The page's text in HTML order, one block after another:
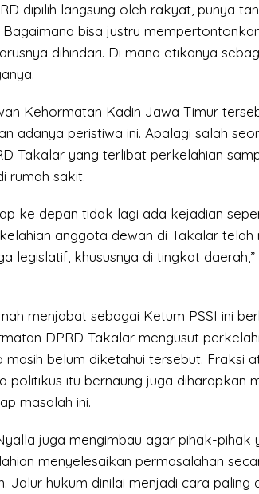
dipilih langsung oleh rakyat, punya
bisa justru
dihindari. Di mana etikanya
Kehormatan Kadin Jawa Timur
adanya peristiwa ini. Apalagi salah
Takalar yang terlibat perkelahian
rumah sakit.
ke depan tidak lagi ada kejadian
anggota dewan di Takalar telah
legislatif, khususnya di tingkat daerah,”
menjabat sebagai Ketum PSSI ini
DPRD Takalar mengusut
masih belum diketahui tersebut. Fraksi
politikus itu bernaung juga diharapkan
masalah ini.
juga mengimbau agar pihak-pihak
menyelesaikan permasalahan
Jalur hukum dinilai menjadi cara paling